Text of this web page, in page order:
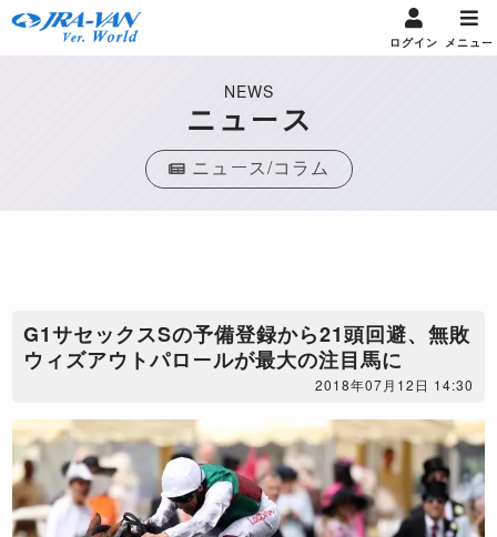
ログイン メニュー
NEWS
ニュース
ニュース/コラム
G1サセックスSの予備登録から21頭回避、無敗
ウィズアウトパロールが最大の注目馬に
2018年07月12日 14:30